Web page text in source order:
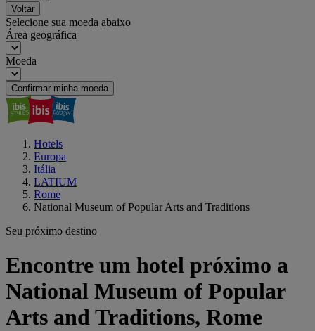
Voltar
Selecione sua moeda abaixo
Área geográfica
Moeda
Confirmar minha moeda
Hotels
Europa
Itália
LATIUM
Rome
National Museum of Popular Arts and Traditions
Seu próximo destino
Encontre um hotel próximo a
National Museum of Popular
Arts and Traditions, Rome